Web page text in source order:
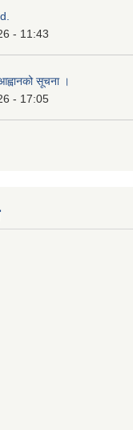
- 11:43
सूचना ।
- 17:05